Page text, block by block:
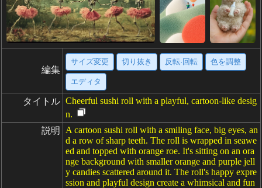
編集
サイズ変更 切り抜き 反転·回転 色を調整
エディタ
タイトル Cheerful sushi roll with a playful, cartoon-like desig
n.
説明
A cartoon sushi roll with a smiling face, big eyes, an
d a row of sharp teeth. The roll is wrapped in seawe
ed and topped with orange roe. It's sitting on an ora
nge background with smaller orange and purple jell
y candies scattered around it. The roll's happy expre
ssion and playful design create a whimsical and fun